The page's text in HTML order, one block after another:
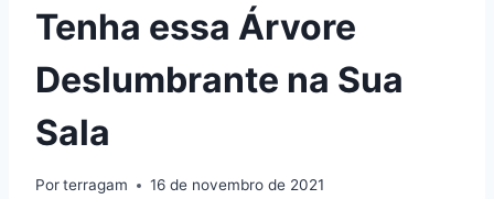
Tenha essa Árvore
Deslumbrante na Sua
Sala
Porterragam 16 de novembro de 2021